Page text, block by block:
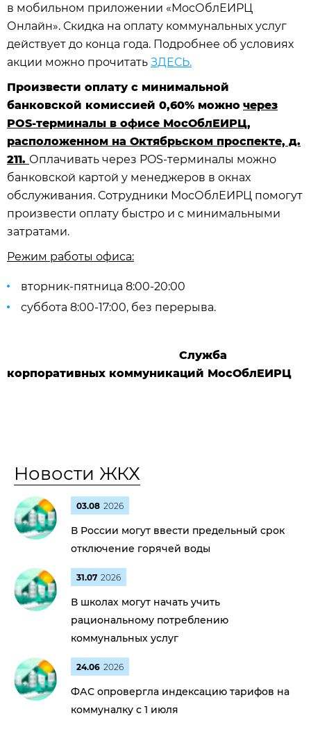
в мобильном приложении «МосОблЕИРЦ
Онлайн». Скидка на оплату коммунальных услуг
действует до конца года. Подробнее об условиях
акции можно прочитать ЗДЕСЬ.
Произвести оплату с минимальной
банковской комиссией 0,60% можно через
POS-терминалы в офисе МосОблЕИРЦ,
расположенном на Октябрьском проспекте, д.
211. Оплачивать через POS-терминалы можно
банковской картой у менеджеров в окнах
обслуживания. Сотрудники МосОблЕИРЦ помогут
произвести оплату быстро и с минимальными
затратами.
Режим работы офиса:
вторник-пятница 8:00-20:00
суббота 8:00-17:00, без перерыва.
Служба
корпоративных коммуникаций МосОблЕИРЦ
Новости ЖКХ
03.08 2026
В России могут ввести предельный срок
отключение горячей воды
31.07 2026
В школах могут начать учить
рациональному потреблению
коммунальных услуг
24.06 2026
ФАС опровергла индексацию тарифов на
коммуналку с 1 июля